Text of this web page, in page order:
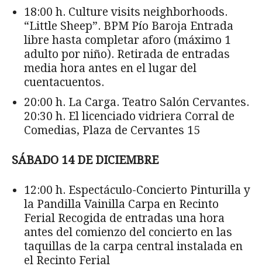
18:00 h. Culture visits neighborhoods.
“Little Sheep”. BPM Pío Baroja Entrada
libre hasta completar aforo (máximo 1
adulto por niño). Retirada de entradas
media hora antes en el lugar del
cuentacuentos.
20:00 h. La Carga. Teatro Salón Cervantes.
20:30 h. El licenciado vidriera Corral de
Comedias, Plaza de Cervantes 15
SÁBADO 14 DE DICIEMBRE
12:00 h. Espectáculo-Concierto Pinturilla y
la Pandilla Vainilla Carpa en Recinto
Ferial Recogida de entradas una hora
antes del comienzo del concierto en las
taquillas de la carpa central instalada en
el Recinto Ferial